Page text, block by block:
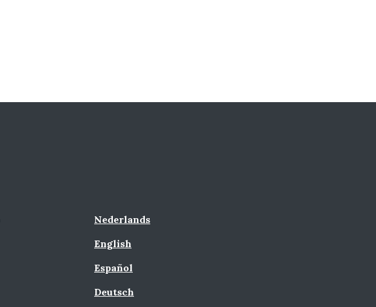
Nederlands
English
Español
Deutsch